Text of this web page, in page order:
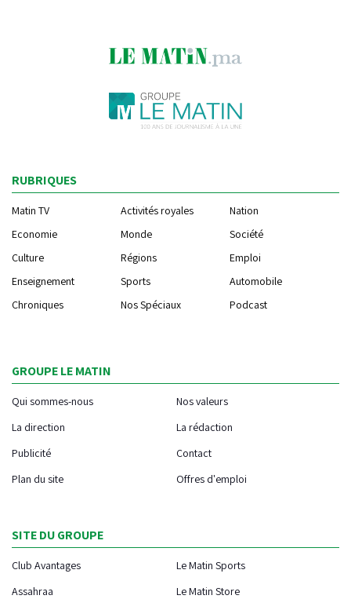
RUBRIQUES
Matin TV Activités royales
Nation
Economie
Monde
Société
Culture
Régions
Emploi
Enseignement
Sports
Automobile
Chroniques
Nos Spéciaux Podcast
GROUPE LE MATIN
Qui sommes-nous
Nos valeurs
La direction
La rédaction
Publicité
Contact
Plan du site
Offres d'emploi
SITE DU GROUPE
Club Avantages
Le Matin Sports
Assahraa
Le Matin Store